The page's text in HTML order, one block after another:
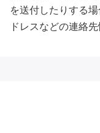
を送付したりする
ドレスなどの連絡